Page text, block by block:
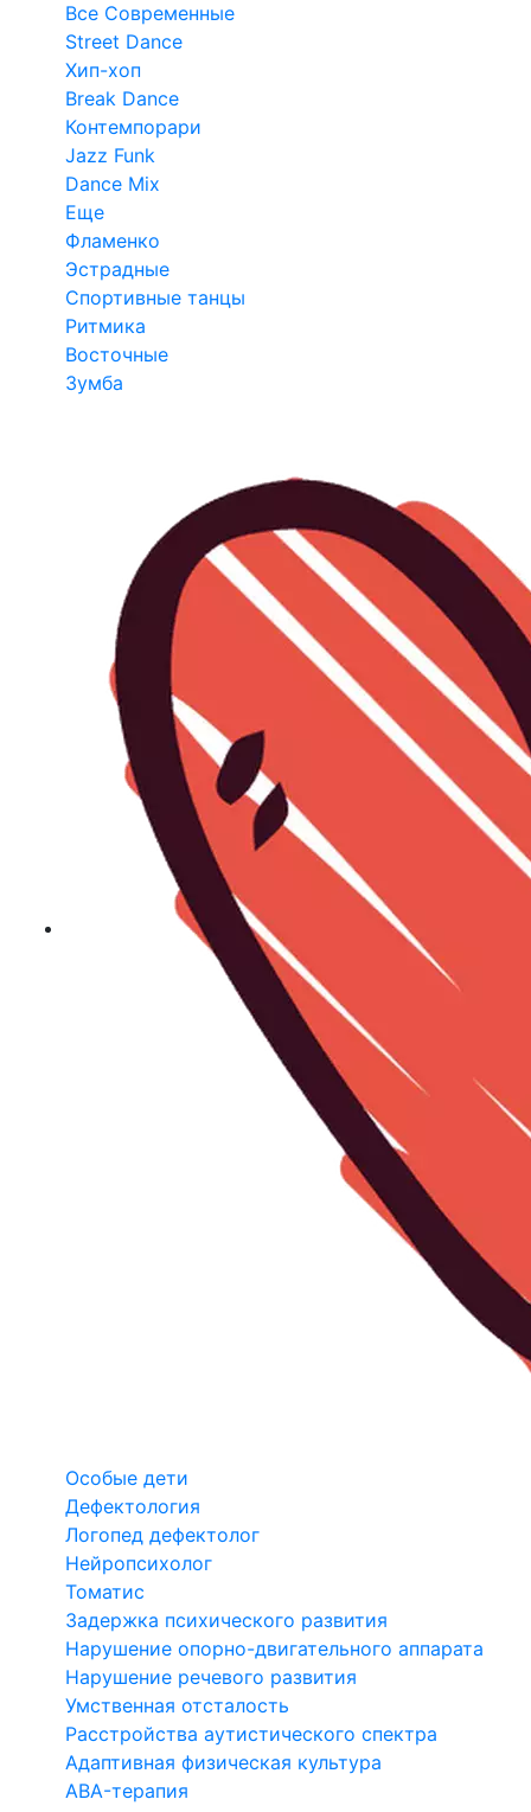
Все Современные
Street Dance
Хип-хоп
Break Dance
Контемпорари
Jazz Funk
Dance Mix
Еще
Фламенко
Эстрадные
Спортивные танцы
Ритмика
Восточные
Зумба
Особые дети
Дефектология
Логопед дефектолог
Нейропсихолог
Томатис
Задержка психического развития
Нарушение опорно-двигательного аппарата
Нарушение речевого развития
Умственная отсталость
Расстройства аутистического спектра
Адаптивная физическая культура
ABA-терапия